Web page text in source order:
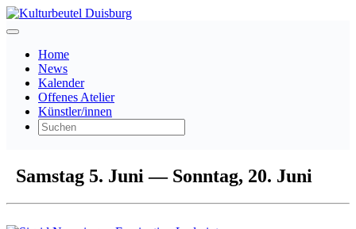
Home
News
Kalender
Offenes Atelier
Künstler/innen
Samstag 5. Juni — Sonntag, 20. Juni